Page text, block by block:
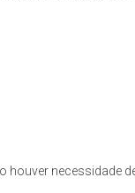
necessidade